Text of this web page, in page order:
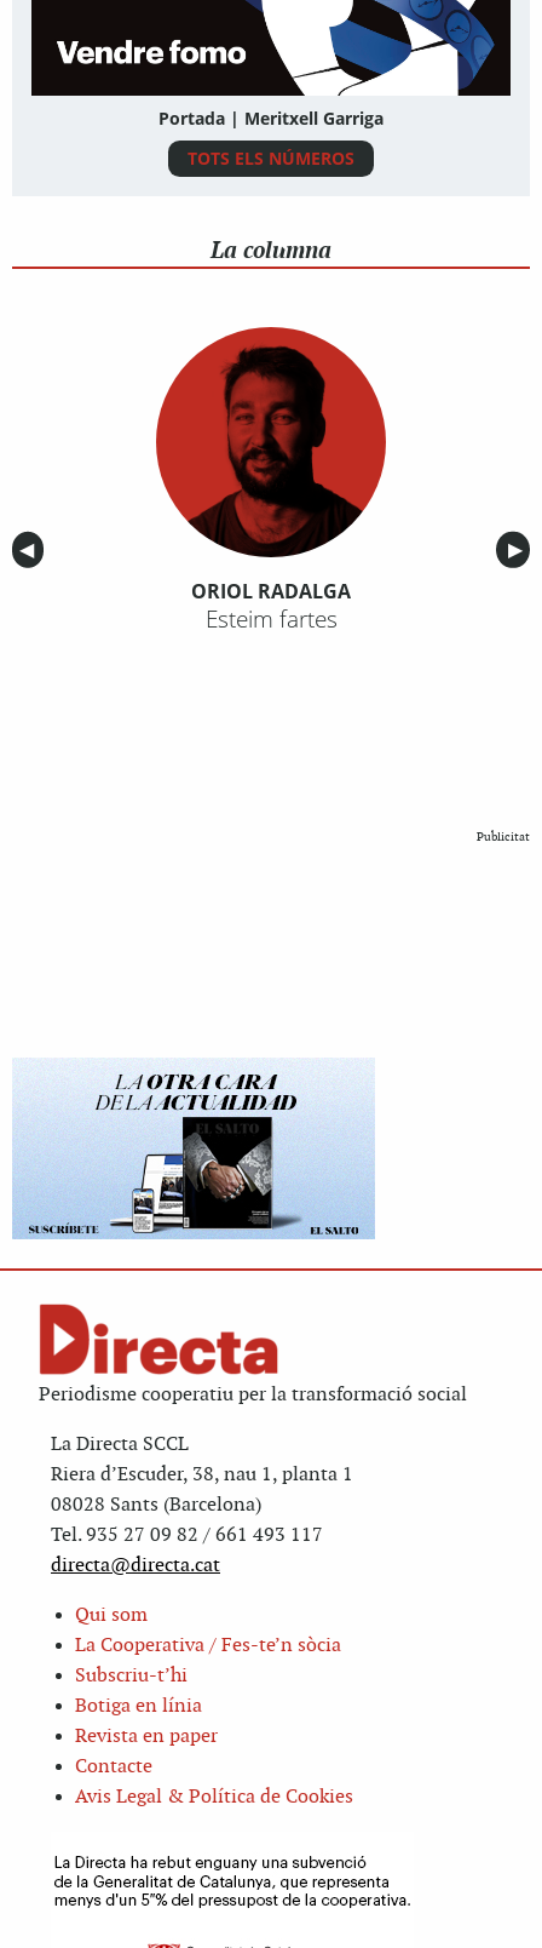
Portada | Meritxell Garriga
TOTS ELS NÚMEROS
La columna
Anterior
◀︎ ▶︎
ORIOL RADALGA
Esteim fartes
Publicitat
Periodisme cooperatiu per la transformació social
La Directa SCCL
Riera d’Escuder, 38, nau 1, planta 1
08028 Sants (Barcelona)
Tel. 935 27 09 82 / 661 493 117
directa@directa.cat
Qui som
La Cooperativa / Fes-te’n sòcia
Subscriu-t’hi
Botiga en línia
Revista en paper
Contacte
Avis Legal & Política de Cookies